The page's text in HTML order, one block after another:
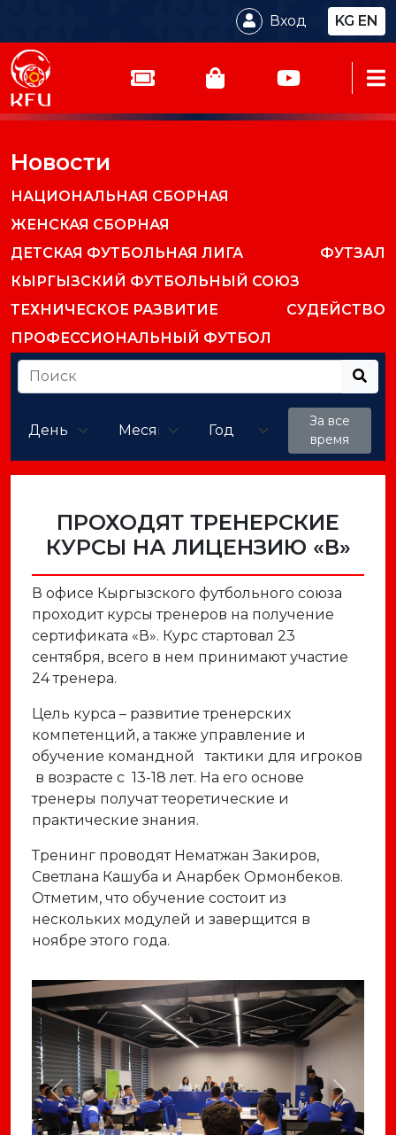
Вход KG EN
Новости
НАЦИОНАЛЬНАЯ СБОРНАЯ
ЖЕНСКАЯ СБОРНАЯ
ДЕТСКАЯ ФУТБОЛЬНАЯ ЛИГА
ФУТЗАЛ
КЫРГЫЗСКИЙ ФУТБОЛЬНЫЙ СОЮЗ
ТЕХНИЧЕСКОЕ РАЗВИТИЕ
СУДЕЙСТВО
ПРОФЕССИОНАЛЬНЫЙ ФУТБОЛ
За все
время
ПРОХОДЯТ ТРЕНЕРСКИЕ
КУРСЫ НА ЛИЦЕНЗИЮ «В»
В офисе Кыргызского футбольного союза
проходит курсы тренеров на получение
сертификата «В». Курс стартовал 23
сентября, всего в нем принимают участие
24 тренера.
Цель курса – развитие тренерских
компетенций, а также управление и
обучение командной тактики для игроков
в возрасте с 13-18 лет. На его основе
тренеры получат теоретические и
практические знания.
Тренинг проводят Нематжан Закиров,
Светлана Кашуба и Анарбек Ормонбеков.
Отметим, что обучение состоит из
нескольких модулей и заверщится в
ноябре этого года.
Previous Next